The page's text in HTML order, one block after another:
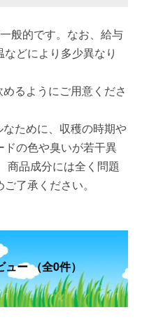
般的です。なお、給与
どにより多少異なり
るようにご用意くださ
ために、収穫の時期や
の色や臭いが若干異
商品成分には全く問題
了承ください。
ュー （全0件）